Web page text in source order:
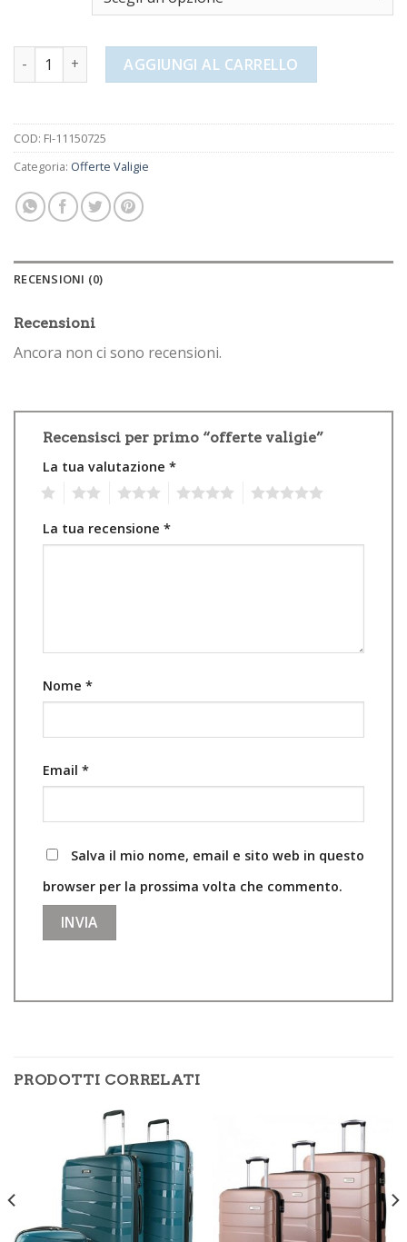
offerte valigie quantitàAGGIUNGI AL CARRELLO
COD: FI-11150725
Categoria: Offerte Valigie
RECENSIONI (0)
Recensioni
Ancora non ci sono recensioni.
Recensisci per primo “offerte valigie”
La tua valutazione *
La tua recensione *
Nome *
Email *
Salva il mio nome, email e sito web in questo
browser per la prossima volta che commento.
PRODOTTI CORRELATI